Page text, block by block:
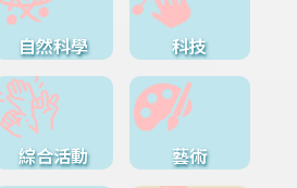
自然科學 科技
綜合活動 藝術